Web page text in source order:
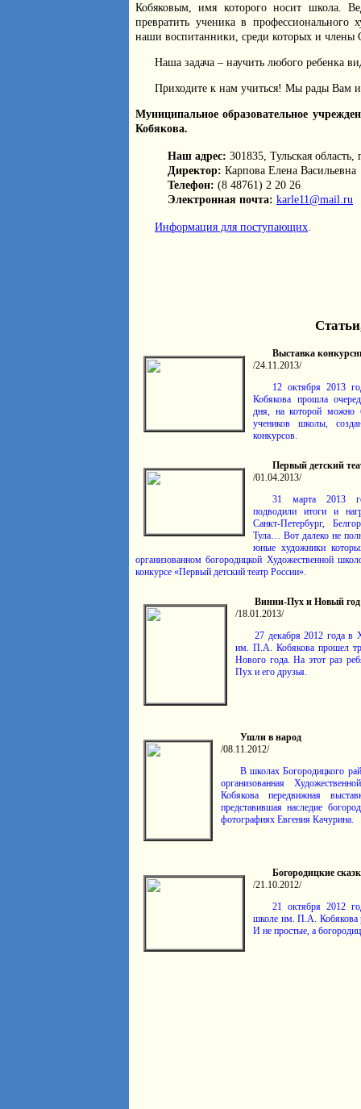
Кобяковым, имя которого носит школа.
превратить ученика в профессионального
наши воспитанники, среди которых и члены
Наша задача – научить любого ребенка
Приходите к нам учиться! Мы рады Вам
Муниципальное образовательное
Кобякова.
Наш адрес: 301835, Тульская
Директор: Карпова Елена Васильевна
Телефон: (8 48761) 2 20 26
Электронная почта: karle11@mail.ru
Информация для поступающих.
Выставка
/24.11.2013/
12 октября 2013
Кобякова прошла
дня, на которой можно
учеников школы,
конкурсов.
Первый детский
/01.04.2013/
31 марта 2013
подводили итоги и
Санкт-Петербург,
Тула… Вот далеко не
юные художники
организо­ванном богоро­дицкой Худо­жествен­ной
конкурсе «Первый детский театр России».
Винни-Пух и Новый год
/18.01.2013/
27 декабря 2012 года в
им. П.А. Кобякова прошел
Нового года. На этот раз
Пух и его друзья.
Ушли в народ
/08.11.2012/
В школах Богоро­дицкого
органи­зован­ная
Кобякова передвиж­ная
предста­вившая насле­дие
фотогра­фиях Евгения Качурина.
Богородицкие
/21.10.2012/
21 октября 2012
школе им. П.А. Кобякова
И не простые, а